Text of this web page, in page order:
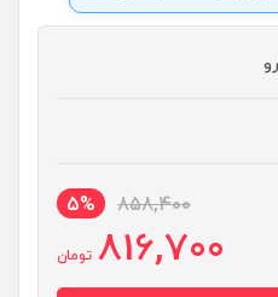
858,400
5%
816,700 تومان